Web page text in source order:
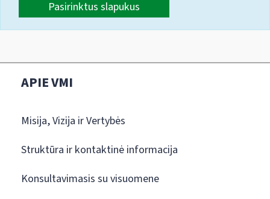
Pasirinktus slapukus
APIE VMI
Misija, Vizija ir Vertybės
Struktūra ir kontaktinė informacija
Konsultavimasis su visuomene